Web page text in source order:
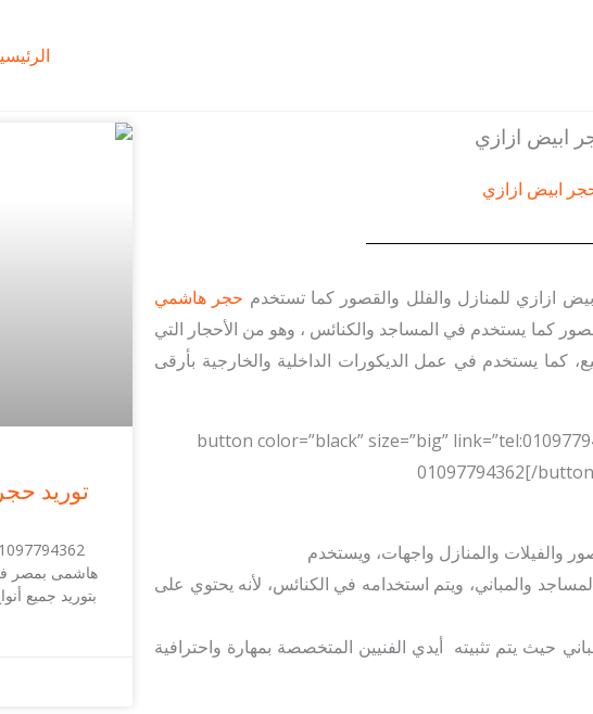
ابيض ازازي
للمنازل والفلل والقصور كما تستخدم حجر هاشمي
كما يستخدم في المساجد والكنائس ، وهو من الأحجار التي
كما يستخدم في عمل الديكورات الداخلية والخارجية بأرقى
[button color=”black” size=”big”
والمنازل واجهات، ويستخدم
والمباني، ويتم استخدامه في الكنائس، لأنه يحتوي على
حيث يتم تثبيته أيدي الفنيين المتخصصة بمهارة واحترافية
توريد
هاشمى بمصر
بتوريد جميع